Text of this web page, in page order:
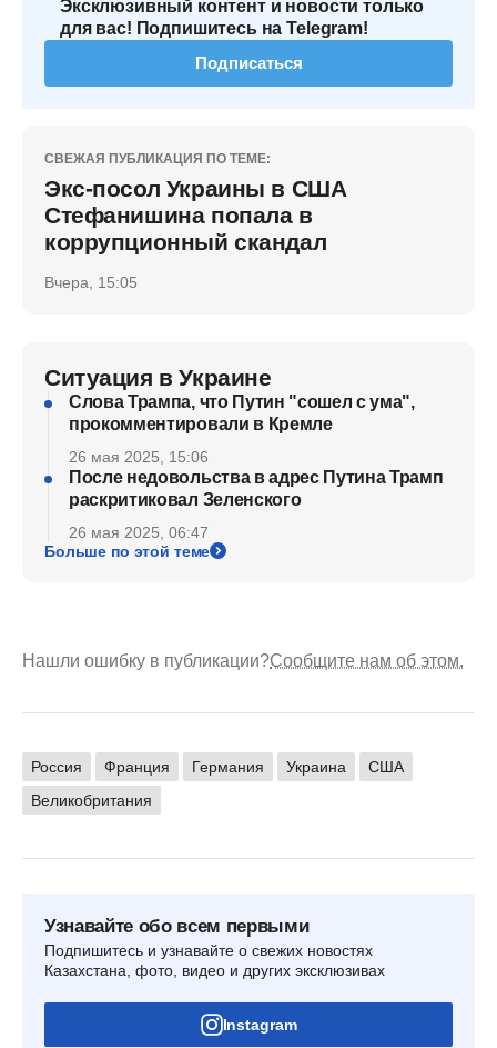
Эксклюзивный контент и новости только
для вас! Подпишитесь на Telegram!
Подписаться
СВЕЖАЯ ПУБЛИКАЦИЯ ПО ТЕМЕ:
Экс-посол Украины в США
Стефанишина попала в
коррупционный скандал
Вчера, 15:05
Ситуация в Украине
Слова Трампа, что Путин "сошел с ума",
прокомментировали в Кремле
26 мая 2025, 15:06
После недовольства в адрес Путина Трамп
раскритиковал Зеленского
26 мая 2025, 06:47
Больше по этой теме
Нашли ошибку в публикации?Сообщите нам об этом.
Россия Франция Германия Украина
США
Великобритания
Узнавайте обо всем первыми
Подпишитесь и узнавайте о свежих новостях
Казахстана, фото, видео и других эксклюзивах
Instagram